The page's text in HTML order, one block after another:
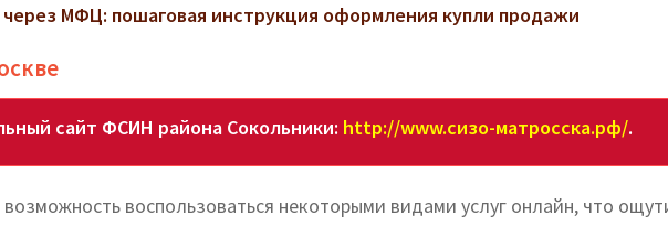
через МФЦ: пошаговая инструкция оформления купли продажи
сайт ФСИН района Сокольники: http://www.сизо-матросска.рф/.
воспользоваться некоторыми видами услуг онлайн, что